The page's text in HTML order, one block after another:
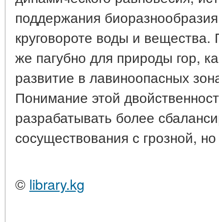
поддержания
круговороте воды и вещества.
же пагубно для природы гор,
развитие в лавиноопасных
Понимание этой
разрабатывать более
сосуществования с грозной,
© library.kg